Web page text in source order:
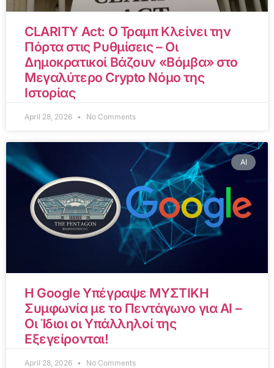
CLARITY Act: Ο Τραμπ Κλείνει την
Πόρτα στις Ρυθμίσεις – Οι
Δημοκρατικοί Βάζουν «Βόμβα» στο
Μεγαλύτερο Crypto Νόμο της
Ιστορίας
April 28, 2026 No Comments
AI
Η Google Υπέγραψε ΜΥΣΤΙΚΗ
Συμφωνία με το Πεντάγωνο για AI –
Οι Ίδιοι οι Υπάλληλοί της
Εξεγείρονται!
April 28, 2026 No Comments